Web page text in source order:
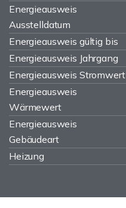
Energieausweis
Ausstelldatum
Energieausweis gültig bis
Energieausweis Jahrgang
Energieausweis Stromwert
Energieausweis
Wärmewert
Energieausweis
Gebäudeart
Heizung